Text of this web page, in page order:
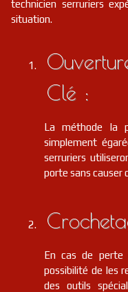
technicien serruriers
situation.
Clé :
La méthode la
simplement
serruriers
porte sans causer
En cas de perte
possibilité de les
des outils